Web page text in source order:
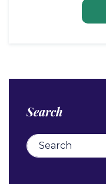
Search
Search for: